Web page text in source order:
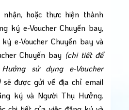
hoặc thực hiện thành
ký e-Voucher Chuyến bay,
e-Voucher Chuyến bay và
Chuyến bay (chi tiết để
sử dụng e-Voucher
sẽ được gửi về địa chỉ email
ký và Người Thụ Hưởng.